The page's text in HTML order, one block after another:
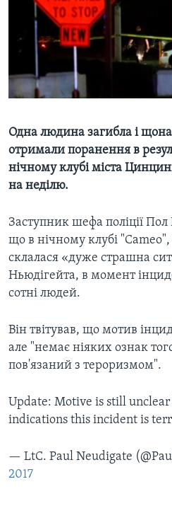
СУСПІЛЬСТВО
ЕКОНОМІКА
ІСТОРІЇ УСПІХУ УКРАЇНЦІВ
ТЕЛЕПРОГРАМИ
ЧАС-TIME
БРИФІНГ ГОЛОСУ АМЕРИКИ
ВІКНО В АМЕРИКУ
ПРАЙМ-ТАЙМ
ПОГЛЯД З ВАШИНГТОНА
ENGLISH
Learning English
МИ В СОЦМЕРЕЖАХ
Мови
Одна людина загибла і
отримали поранення в
нічному клубі міста
на неділю.
Заступник шефа поліції
що в нічному клубі "Cameo",
склалася «дуже страшна
Ньюдігейта, в момент
сотні людей.
Він твітував, що мотив
але "немає ніяких ознак
пов'язаний з тероризмом".
Update: Motive is still
indications this incident is
— LtC. Paul Neudigate
2017